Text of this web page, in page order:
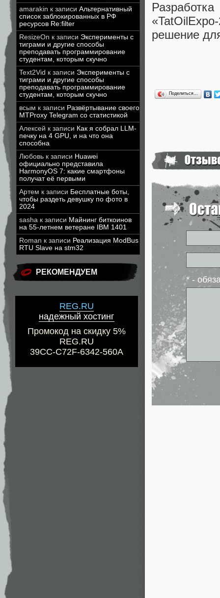
amarakin к записи Альтернативный
список заблокированных в РФ
ресурсов Re:filter
ResizeOn к записи Эксперименты с
тиграми и другие способы
преподавать программирование
студентам, которым скучно
Text2Vid к записи Эксперименты с
тиграми и другие способы
преподавать программирование
студентам, которым скучно
всым к записи Развёртывание своего
MTProxy Telegram со статистикой
Алексей к записи Как я собрал LLM-
печку на 4 GPU, и на что она
способна
Любовь к записи Huawei
официально представила
HarmonyOS 7: какие смартфоны
получат её первыми
Артем к записи Бесплатные боты,
чтобы раздеть девушку по фото в
2024
sasha к записи Майнинг биткоинов
на 55-летнем ветеране IBM 1401
Roman к записи Реализация ModBus
RTU Slave на stm32
РЕКОМЕНДУЕМ
REG.RU
надежный хостинг
Промокод на скидку 5%
REG.RU
39CC-C72F-6342-560A
решение
Поделиться…
* -